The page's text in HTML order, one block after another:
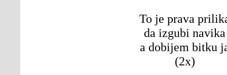
To je prava
da izgubi navika
a dobijem bitku
(2x)